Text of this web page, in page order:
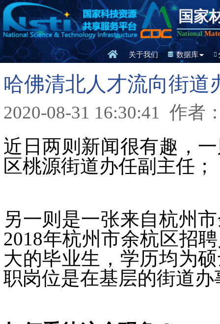
国家
National
关于我们 数据库
哈佛清北人才流向街道
2020-08-31 16:30:41 作者
近日两则新闻很有趣，
区桃源街道办任副主任；
另一则是一张来自杭州
2018年杭州市余杭区招
大的毕业生，学历均为
职岗位是在基层的街道办